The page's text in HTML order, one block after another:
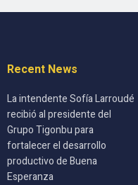
Recent News
La intendente Sofía Larroudé
recibió al presidente del
Grupo Tigonbu para
fortalecer el desarrollo
productivo de Buena
Esperanza